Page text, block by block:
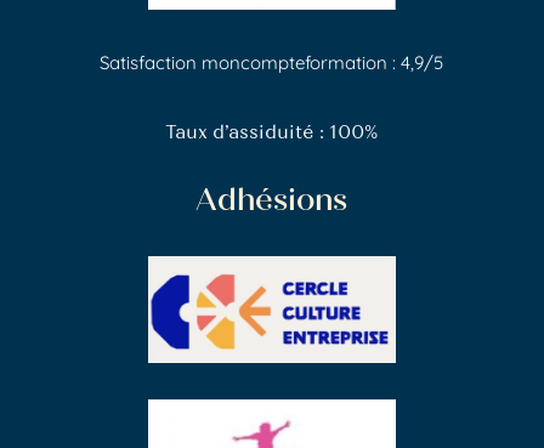
Satisfaction moncompteformation : 4,9/5
Taux d’assiduité : 100%
Adhésions